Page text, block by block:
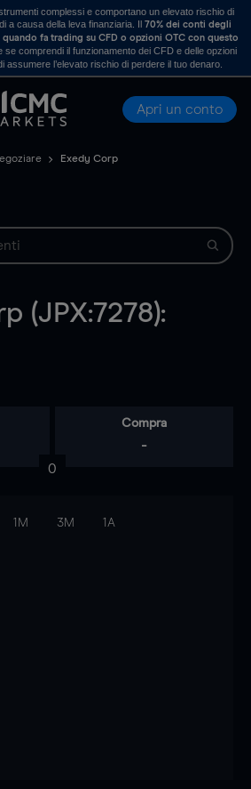
complessi e comportano un elevato rischio di
a causa della leva finanziaria. Il70% dei conti degli
fa trading su CFD o opzioni OTC con questo
se comprendi il funzionamento dei CFD e delle opzioni
assumere l’elevato rischio di perdere il tuo denaro.
Apri un conto
Exedy Corp
(JPX:7278):
Compra
-
0
1M 3M 1A